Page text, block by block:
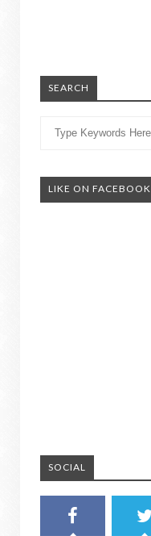
SEARCH
LIKE ON FACEBOOK
SOCIAL